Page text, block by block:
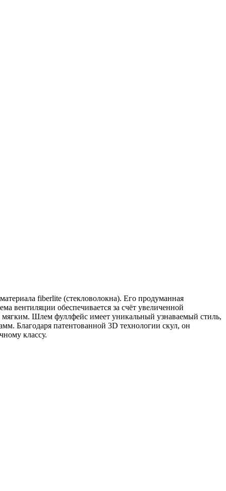
fiberlite (стекловолокна). Его продуманная
вентиляции обеспечивается за счёт увеличенной
Шлем фуллфейс имеет уникальный узнаваемый стиль,
Благодаря патентованной 3D технологии скул, он
классу.